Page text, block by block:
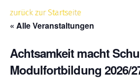
zurück zur Startseite
« Alle Veranstaltungen
Achtsamkeit macht
Modulfortbildung 2026/